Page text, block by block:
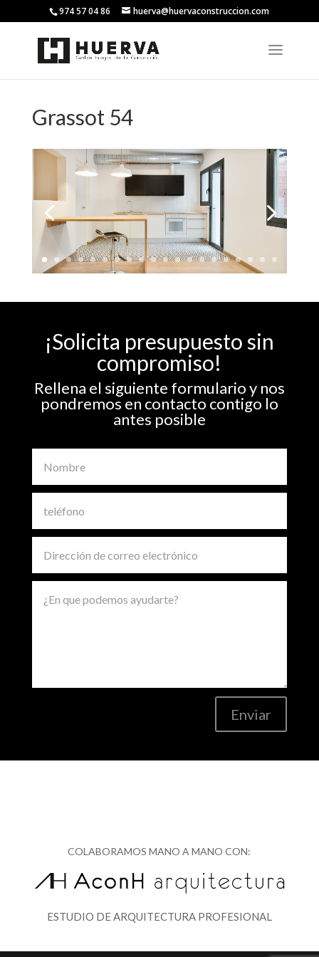
974 57 04 86 huerva@huervaconstruccion.com
Grassot 54
¡Solicita presupuesto sin
compromiso!
Rellena el siguiente formulario y nos
pondremos en contacto contigo lo
antes posible
Enviar
COLABORAMOS MANO A MANO CON:
ESTUDIO DE ARQUITECTURA PROFESIONAL